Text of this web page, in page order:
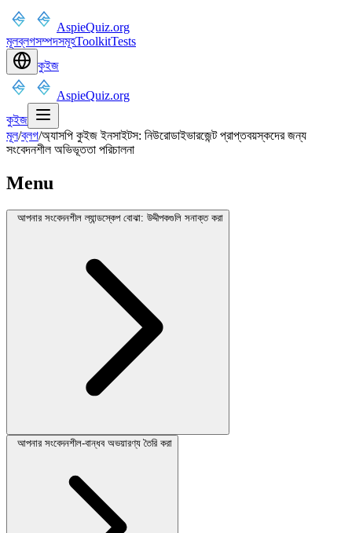
AspieQuiz.org
মূলব্লগসম্পদসমূহToolkitTests
কুইজ
AspieQuiz.org
কুইজ
মূল/ব্লগ/অ্যাসপি কুইজ ইনসাইটস: নিউরোডাইভারজেন্ট প্রাপ্তবয়স্কদের জন্য
সংবেদনশীল অভিভূততা পরিচালনা
Menu
আপনার সংবেদনশীল ল্যান্ডস্কেপ বোঝা: উদ্দীপকগুলি সনাক্ত করা
আপনার সংবেদনশীল-বান্ধব অভয়ারণ্য তৈরি করা